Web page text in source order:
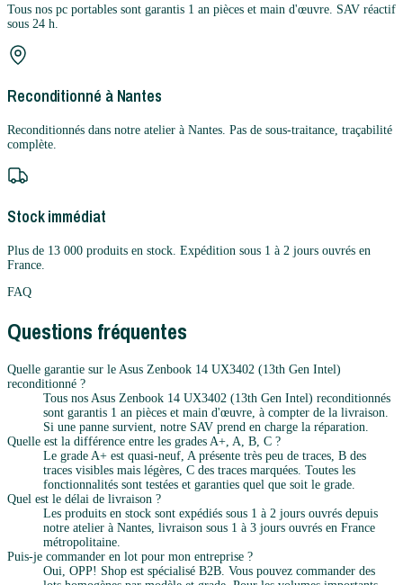
Tous nos pc portables sont garantis 1 an pièces et main d'œuvre. SAV réactif
sous 24 h.
Reconditionné à Nantes
Reconditionnés dans notre atelier à Nantes. Pas de sous-traitance, traçabilité
complète.
Stock immédiat
Plus de 13 000 produits en stock. Expédition sous 1 à 2 jours ouvrés en
France.
FAQ
Questions fréquentes
Quelle garantie sur le Asus Zenbook 14 UX3402 (13th Gen Intel)
reconditionné ?
Tous nos Asus Zenbook 14 UX3402 (13th Gen Intel) reconditionnés
sont garantis 1 an pièces et main d'œuvre, à compter de la livraison.
Si une panne survient, notre SAV prend en charge la réparation.
Quelle est la différence entre les grades A+, A, B, C ?
Le grade A+ est quasi-neuf, A présente très peu de traces, B des
traces visibles mais légères, C des traces marquées. Toutes les
fonctionnalités sont testées et garanties quel que soit le grade.
Quel est le délai de livraison ?
Les produits en stock sont expédiés sous 1 à 2 jours ouvrés depuis
notre atelier à Nantes, livraison sous 1 à 3 jours ouvrés en France
métropolitaine.
Puis-je commander en lot pour mon entreprise ?
Oui, OPP! Shop est spécialisé B2B. Vous pouvez commander des